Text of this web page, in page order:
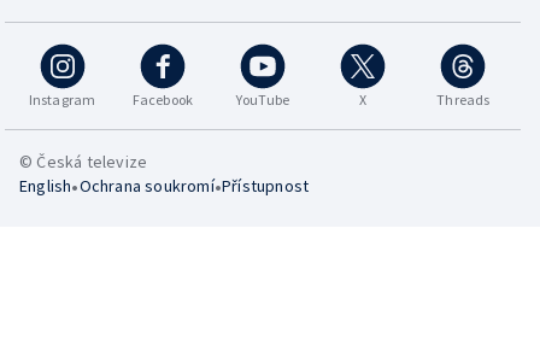
Instagram Facebook YouTube X Threads
© Česká televize
English•Ochrana soukromí•Přístupnost